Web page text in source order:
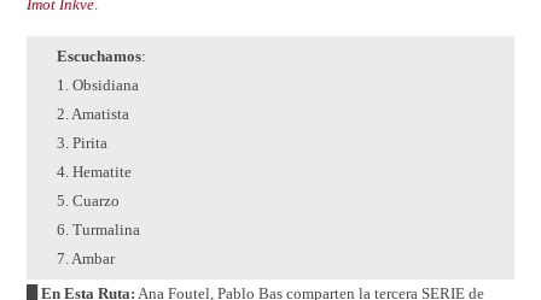
Imot Inkve
Escuchamos:
1. Obsidiana
2. Amatista
3. Pirita
4. Hematite
5. Cuarzo
6. Turmalina
7. Ambar
█ En Esta Ruta: Ana Foutel, Pablo Bas comparten la tercera SERIE de